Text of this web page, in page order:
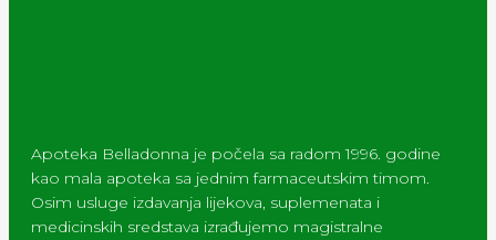
Apoteka Belladonna je počela sa radom 1996. godine
kao mala apoteka sa jednim farmaceutskim timom.
Osim usluge izdavanja lijekova, suplemenata i
medicinskih sredstava izrađujemo magistralne